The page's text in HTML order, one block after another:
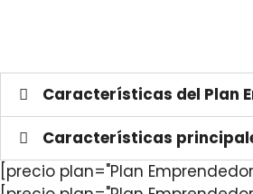
Características del Plan
Características
[precio plan="Plan